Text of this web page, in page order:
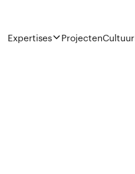
Expertises ProjectenCultuur